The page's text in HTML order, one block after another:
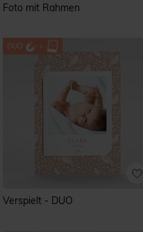
Foto mit Rahmen
Verspielt - DUO